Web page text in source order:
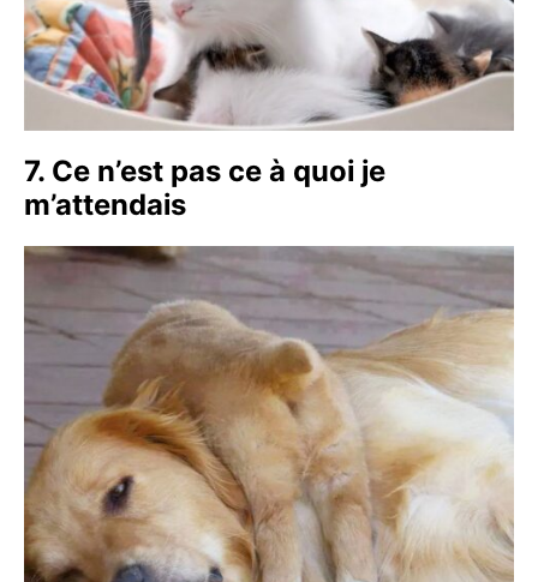
7. Ce n’est pas ce à quoi je
m’attendais